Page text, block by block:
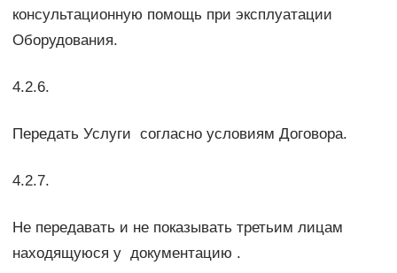
консультационную помощь при эксплуатации
Оборудования.
4.2.6.
Передать Услуги согласно условиям Договора.
4.2.7.
Не передавать и не показывать третьим лицам
находящуюся у документацию .